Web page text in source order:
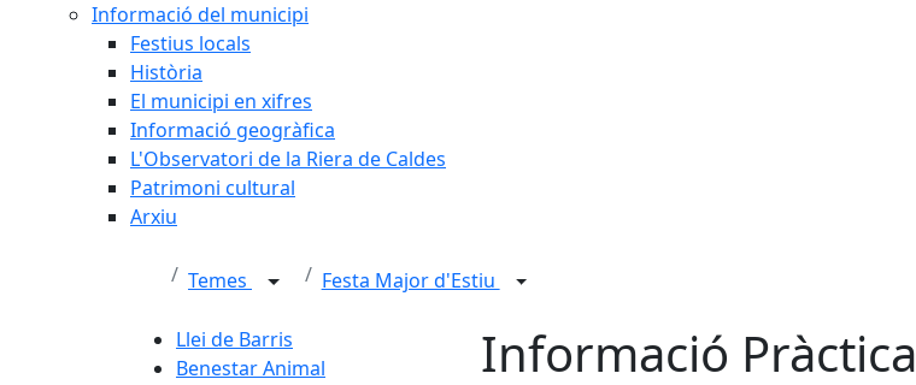
Informació del municipi
Festius locals
Història
El municipi en xifres
Informació geogràfica
L'Observatori de la Riera de Caldes
Patrimoni cultural
Arxiu
Temes Festa Major d'Estiu
Llei de Barris
Benestar Animal
Informació Pràctica